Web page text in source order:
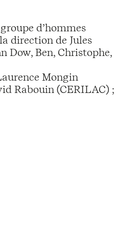
d’hommes
direction de Jules
Dow, Ben, Christophe,
Mongin
Rabouin (CERILAC) ;